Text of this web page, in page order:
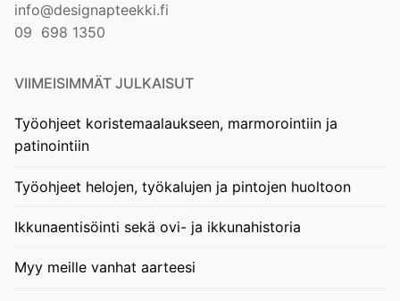
info@designapteekki.fi
09 698 1350
VIIMEISIMMÄT JULKAISUT
Työohjeet koristemaalaukseen, marmorointiin ja
patinointiin
Työohjeet helojen, työkalujen ja pintojen huoltoon
Ikkunaentisöinti sekä ovi- ja ikkunahistoria
Myy meille vanhat aarteesi